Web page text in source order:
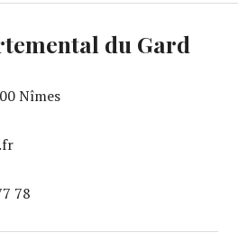
du Gard
Nîmes
78